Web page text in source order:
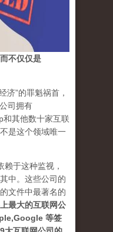
不仅仅是
济”的罪魁祸首，
司拥有
其他数十家互联
是这个领域唯一
于这种监视，
中。这些公司的
文件中最著名的
最大的互联网公
等签